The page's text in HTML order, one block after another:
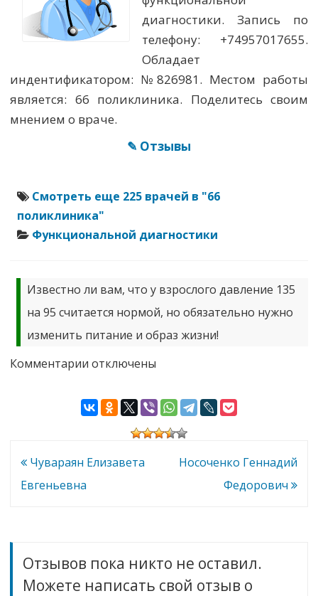
диагностики. Запись по
телефону: +74957017655.
Обладает
индентификатором: №826981. Местом работы
является: 66 поликлиника. Поделитесь своим
мнением о враче.
✎ Отзывы
Смотреть еще 225 врачей в "66
поликлиника"
Функциональной диагностики
Известно ли вам, что у взрослого давление 135
на 95 считается нормой, но обязательно нужно
изменить питание и образ жизни!
Комментарии к
Наталия
Валерьевна
отключены
Навигация
по
Чувараян Елизавета
Евгеньевна
Носоченко Геннадий
Федорович
Отзывов пока никто не оставил.
Можете написать свой отзыв о